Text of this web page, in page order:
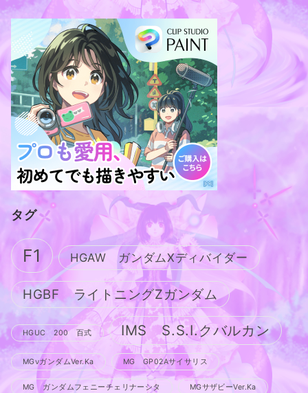
タグ
F1 HGAW ガンダムXディバイダー
HGBF ライトニングZガンダム
HGUC 200 百式 IMS S.S.I.クバルカン
MGνガンダムVer.Ka MG GP02Aサイサリス
MG ガンダムフェニーチェリナーシタ MGサザビーVer.Ka